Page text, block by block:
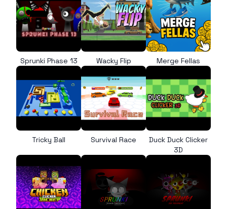
Sprunki Phase 13 Wacky Flip Merge Fellas
Tricky Ball Survival Race
Duck Duck Clicker
3D